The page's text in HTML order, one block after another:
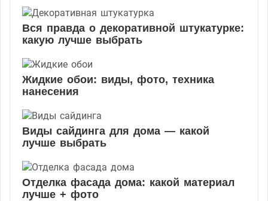
Вся правда о декоративной штукатурке:
какую лучше выбрать
Жидкие обои: виды, фото, техника
нанесения
Виды сайдинга для дома — какой
лучше выбрать
Отделка фасада дома: какой материал
лучше + фото